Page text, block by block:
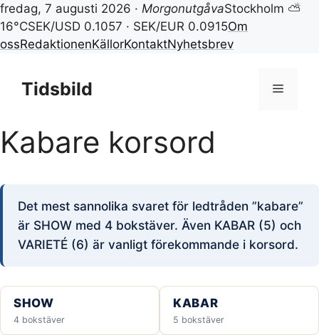
fredag, 7 augusti 2026 · MorgonutgåvaStockholm ⛅
16°CSEK/USD 0.1057 · SEK/EUR 0.0915Om
ossRedaktionenKällorKontaktNyhetsbrev
innehållTidsbild Meny
Kabare korsord
Det mest sannolika svaret för ledtråden ”kabare”
är SHOW med 4 bokstäver. Även KABAR (5) och
VARIETÉ (6) är vanligt förekommande i korsord.
SHOW
4 bokstäver
KABAR
5 bokstäver